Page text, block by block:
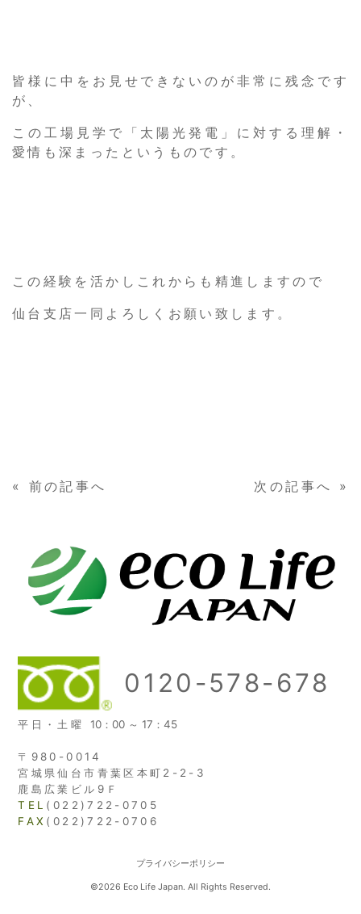
皆様に中をお見せできないのが非常に残念です
が、
この工場見学で「太陽光発電」に対する理解・
愛情も深まったというものです。
この経験を活かしこれからも精進しますので
仙台支店一同よろしくお願い致します。
« 前の記事へ 次の記事へ »
0120-578-678
平日・土曜 10：00 ～ 17：45
〒980-0014
宮城県仙台市青葉区本町2-2-3
鹿島広業ビル9Ｆ
TEL (022)722-0705
FAX (022)722-0706
プライバシーポリシー
©2026 Eco Life Japan. All Rights Reserved.